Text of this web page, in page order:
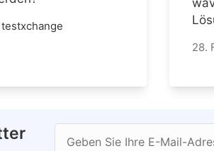
testxchange
28.
Geben Sie Ihre E-Mail-